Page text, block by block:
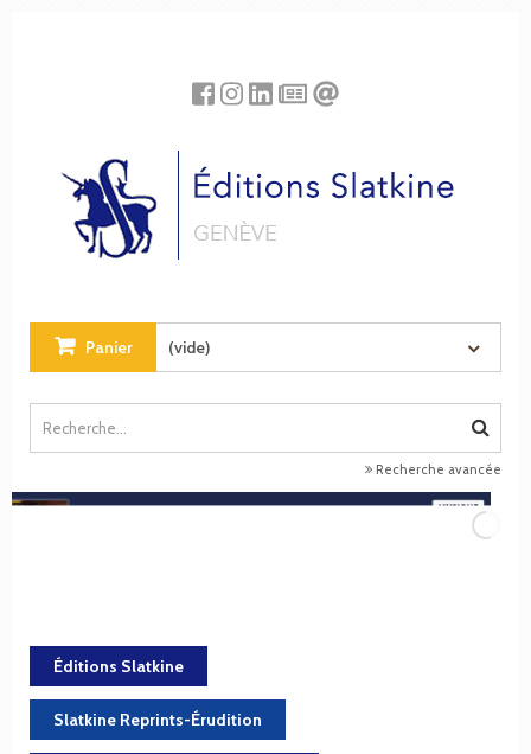
Panier (vide)
Recherche avancée
Éditions Slatkine
Slatkine Reprints-Érudition